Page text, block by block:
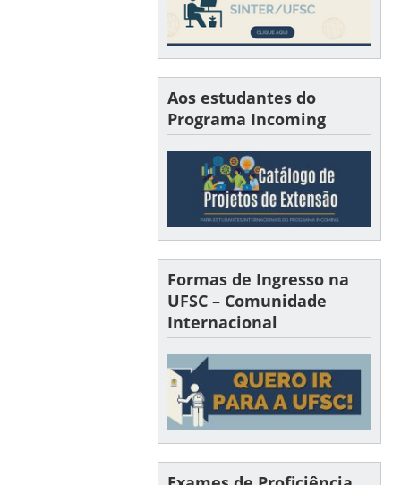
Aos estudantes do
Programa Incoming
Formas de Ingresso na
UFSC – Comunidade
Internacional